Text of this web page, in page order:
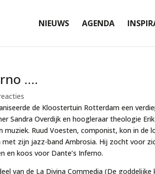
NIEUWS AGENDA
….
de Kloostertuin Rotterdam een
Sandra Overdijk en hoogleraar theologie
Ruud Voesten, componist, kon in de
met zijn jazz-band Ambrosia. Hij zocht voor
en koos voor Dante’s Inferno.
van de La Divina Commedia(De goddelijke